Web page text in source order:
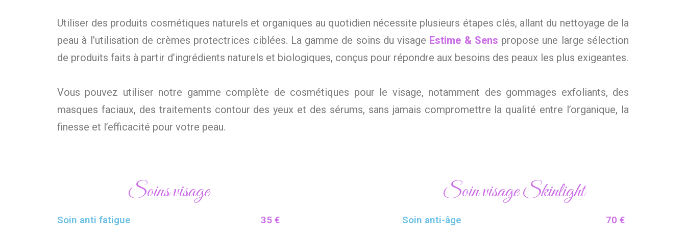
Utiliser des produits cosmétiques naturels et organiques au quotidien nécessite plusieurs étapes clés, allant du nettoyage de la
peau à l’utilisation de crèmes protectrices ciblées. La gamme de soins du visage Estime & Sens propose une large sélection
de produits faits à partir d’ingrédients naturels et biologiques, conçus pour répondre aux besoins des peaux les plus exigeantes.
Vous pouvez utiliser notre gamme complète de cosmétiques pour le visage, notamment des gommages exfoliants, des
masques faciaux, des traitements contour des yeux et des sérums, sans jamais compromettre la qualité entre l’organique, la
finesse et l’efficacité pour votre peau.
Soins visage
Soin anti fatigue 35 €
Soin visage Skinlight
Soin anti-âge 70 €